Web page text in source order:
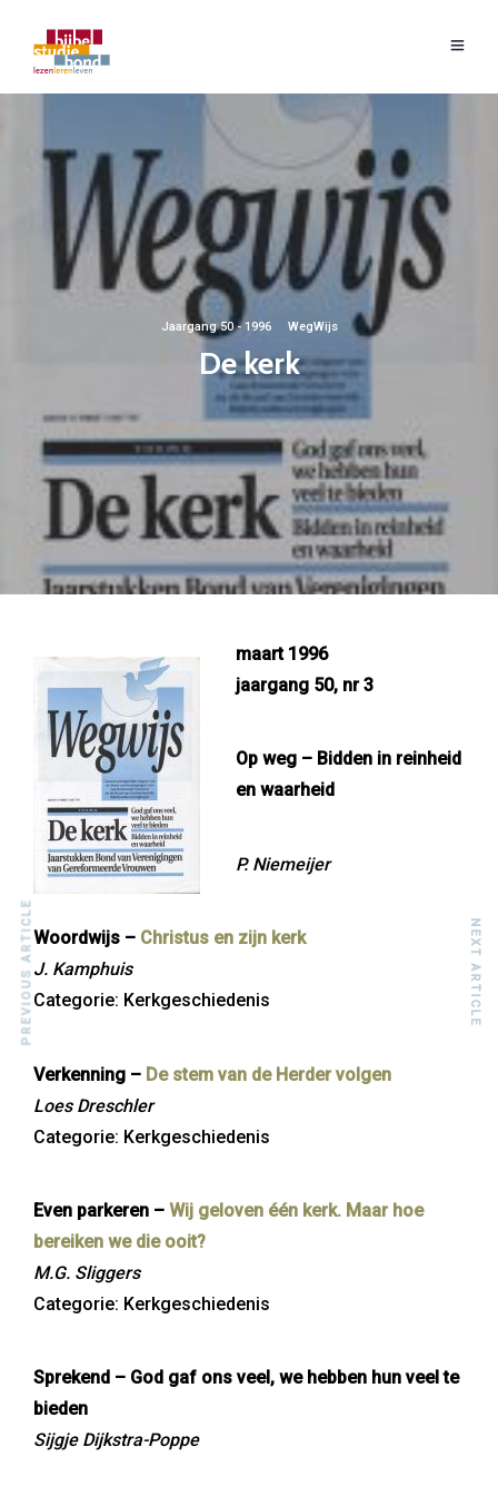
Jaargang 50 - 1996· WegWijs
De kerk
maart 1996
jaargang 50, nr 3
Op weg – Bidden in reinheid
en waarheid
P. Niemeijer
Woordwijs – Christus en zijn kerk
J. Kamphuis
Categorie: Kerkgeschiedenis
Verkenning – De stem van de Herder volgen
Loes Dreschler
Categorie: Kerkgeschiedenis
Even parkeren – Wij geloven één kerk. Maar hoe
bereiken we die ooit?
M.G. Sliggers
Categorie: Kerkgeschiedenis
Sprekend – God gaf ons veel, we hebben hun veel te
bieden
Sijgje Dijkstra-Poppe
PREVIOUS ARTICLE NEXT ARTICLE